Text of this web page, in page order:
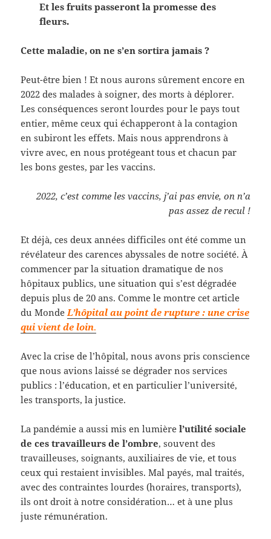
Et les fruits passeront la promesse des
fleurs.
Cette maladie, on ne s’en sortira jamais ?
Peut-être bien ! Et nous aurons sûrement encore en
2022 des malades à soigner, des morts à déplorer.
Les conséquences seront lourdes pour le pays tout
entier, même ceux qui échapperont à la contagion
en subiront les effets. Mais nous apprendrons à
vivre avec, en nous protégeant tous et chacun par
les bons gestes, par les vaccins.
2022, c’est comme les vaccins, j’ai pas envie, on n’a
pas assez de recul !
Et déjà, ces deux années difficiles ont été comme un
révélateur des carences abyssales de notre société. À
commencer par la situation dramatique de nos
hôpitaux publics, une situation qui s’est dégradée
depuis plus de 20 ans. Comme le montre cet article
du MondeL’hôpital au point de rupture : une crise
qui vient de loin.
Avec la crise de l’hôpital, nous avons pris conscience
que nous avions laissé se dégrader nos services
publics : l’éducation, et en particulier l’université,
les transports, la justice.
La pandémie a aussi mis en lumièrel’utilité sociale
de ces travailleurs de l’ombre, souvent des
travailleuses, soignants, auxiliaires de vie, et tous
ceux qui restaient invisibles. Mal payés, mal traités,
avec des contraintes lourdes (horaires, transports),
ils ont droit à notre considération… et à une plus
juste rémunération.